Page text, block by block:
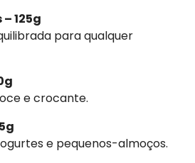
125g
para qualquer
e crocante.
e pequenos-almoços.